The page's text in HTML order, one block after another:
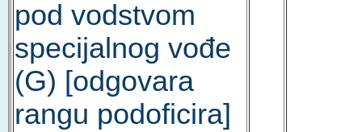
pod vodstvom
specijalnog vođe
(G) [odgovara
rangu podoficira]